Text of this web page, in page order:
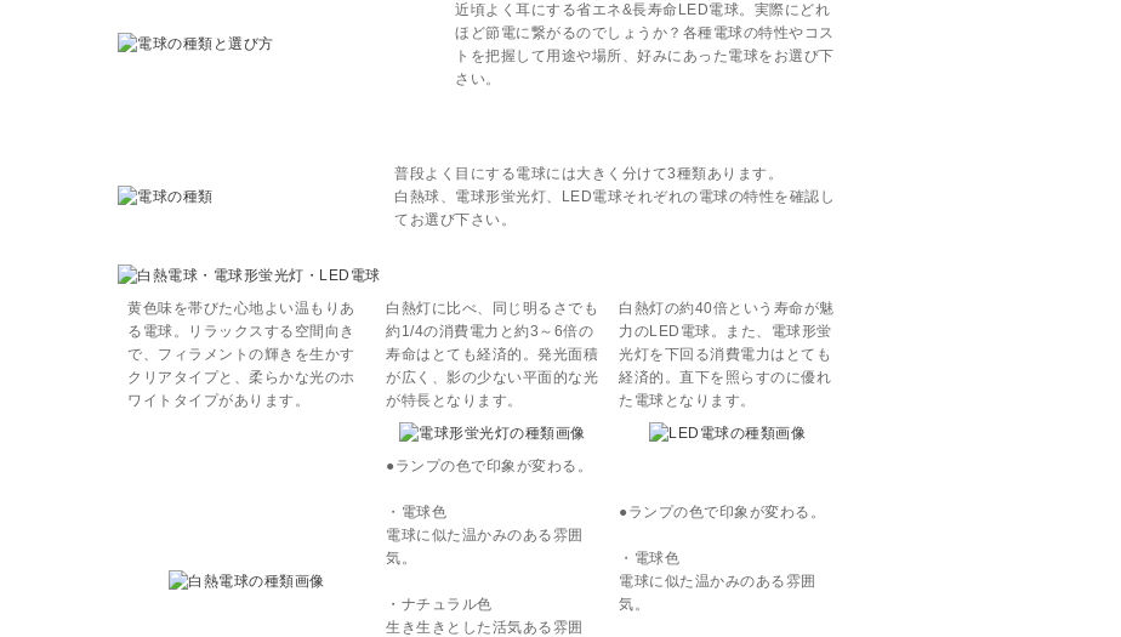
近頃よく耳にする省エネ&長寿命LED電球。実際にどれ
ほど節電に繋がるのでしょうか？各種電球の特性やコス
トを把握して用途や場所、好みにあった電球をお選び下
さい。
普段よく目にする電球には大きく分けて3種類あります。
白熱球、電球形蛍光灯、LED電球それぞれの電球の特性を確認し
てお選び下さい。
黄色味を帯びた心地よい温もりあ
る電球。リラックスする空間向き
で、フィラメントの輝きを生かす
クリアタイプと、柔らかな光のホ
ワイトタイプがあります。
白熱灯に比べ、同じ明るさでも
約1/4の消費電力と約3～6倍の
寿命はとても経済的。発光面積
が広く、影の少ない平面的な光
が特長となります。
白熱灯の約40倍という寿命が魅
力のLED電球。また、電球形蛍
光灯を下回る消費電力はとても
経済的。直下を照らすのに優れ
た電球となります。
●ランプの色で印象が変わる。
・電球色
電球に似た温かみのある雰囲
気。
・ナチュラル色
生き生きとした活気ある雰囲
●ランプの色で印象が変わる。
・電球色
電球に似た温かみのある雰囲
気。